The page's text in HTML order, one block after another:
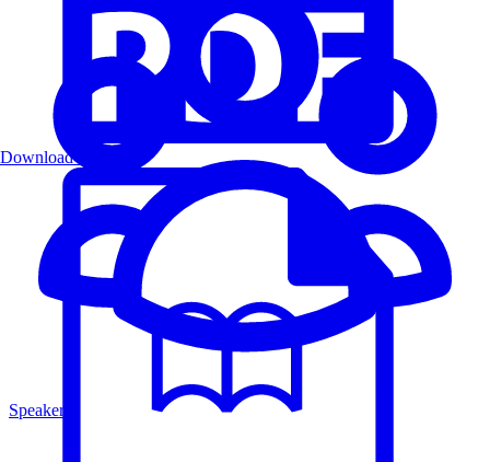
Speakers
Download PDF